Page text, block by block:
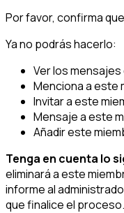
Por favor, confirma
Ya no podrás hacerlo:
Ver los
Menciona a este
Invitar a este
Mensaje a este
Añadir este
Tenga en cuenta lo
eliminará a este
informe al
que finalice el proceso.